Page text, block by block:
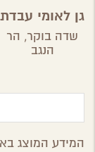
גן לאומי עבדת
שדה בוקר, הר
הנגב
המידע המוצג